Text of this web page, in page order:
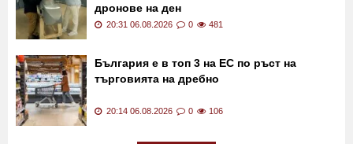
дронове на ден
20:31 06.08.2026 0 481
България е в топ 3 на ЕС по ръст на
търговията на дребно
20:14 06.08.2026 0 106